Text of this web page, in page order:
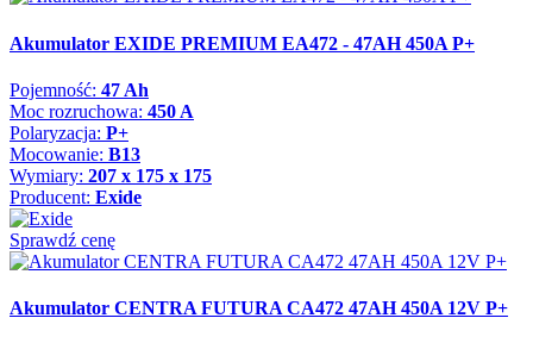
Akumulator EXIDE PREMIUM EA472 - 47AH 450A P+
Pojemność: 47 Ah
Moc rozruchowa: 450 A
Polaryzacja: P+
Mocowanie: B13
Wymiary: 207 x 175 x 175
Producent: Exide
Sprawdź cenę
Akumulator CENTRA FUTURA CA472 47AH 450A 12V P+